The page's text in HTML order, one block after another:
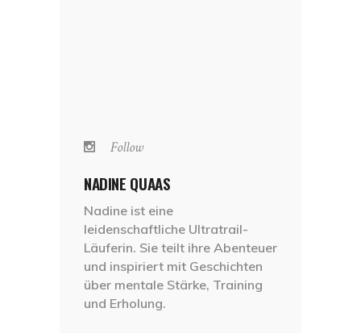
Follow
NADINE QUAAS
Nadine ist eine
leidenschaftliche Ultratrail-
Läuferin. Sie teilt ihre Abenteuer
und inspiriert mit Geschichten
über mentale Stärke, Training
und Erholung.